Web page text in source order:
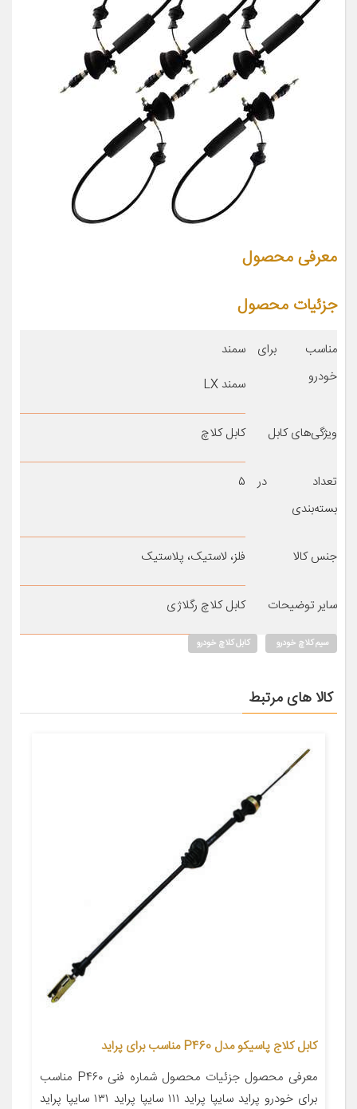
معرفی محصول
جزئیات محصول
مناسب برای
خودرو
سمند
سمند LX
ویژگی‌های کابل کابل کلاچ
تعداد در
بسته‌بندی
۵
جنس کالا فلز، لاستیک، پلاستیک
سایر توضیحات کابل کلاچ رگلاژی
سیم کلاچ خودرو کابل کلاچ خودرو
کالا های مرتبط
کابل کلاج پاسیکو مدل P460 مناسب برای پراید
معرفی محصول جزئیات محصول شماره فنی P۴۶۰ مناسب
برای خودرو پراید سایپا پراید ۱۱۱ سایپا پراید ۱۳۱ سایپا پراید